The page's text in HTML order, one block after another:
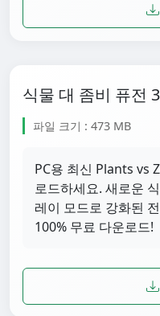
식물 대 좀비 퓨전
파일 크기 : 473 MB
PC용 최신 Plants vs
로드하세요. 새로운
레이 모드로 강화된
100% 무료 다운로드!